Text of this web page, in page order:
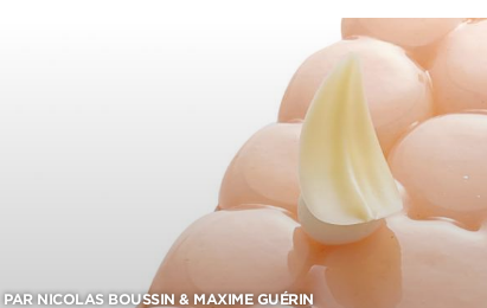
PAR NICOLAS BOUSSIN & MAXIME GUÉRIN